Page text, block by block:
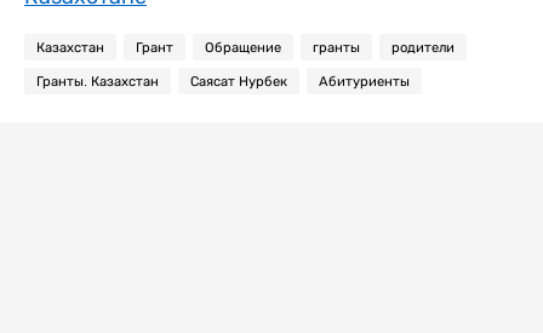
Казахстан Грант Обращение гранты родители
Гранты. Казахстан Саясат Нурбек Абитуриенты